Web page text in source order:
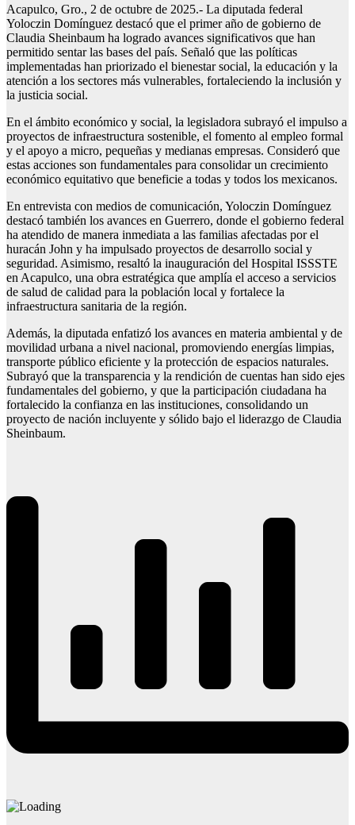
Acapulco, Gro., 2 de octubre de 2025.- La diputada federal
Yoloczin Domínguez destacó que el primer año de gobierno de
Claudia Sheinbaum ha logrado avances significativos que han
permitido sentar las bases del país. Señaló que las políticas
implementadas han priorizado el bienestar social, la educación y la
atención a los sectores más vulnerables, fortaleciendo la inclusión y
la justicia social.
En el ámbito económico y social, la legisladora subrayó el impulso a
proyectos de infraestructura sostenible, el fomento al empleo formal
y el apoyo a micro, pequeñas y medianas empresas. Consideró que
estas acciones son fundamentales para consolidar un crecimiento
económico equitativo que beneficie a todas y todos los mexicanos.
En entrevista con medios de comunicación, Yoloczin Domínguez
destacó también los avances en Guerrero, donde el gobierno federal
ha atendido de manera inmediata a las familias afectadas por el
huracán John y ha impulsado proyectos de desarrollo social y
seguridad. Asimismo, resaltó la inauguración del Hospital ISSSTE
en Acapulco, una obra estratégica que amplía el acceso a servicios
de salud de calidad para la población local y fortalece la
infraestructura sanitaria de la región.
Además, la diputada enfatizó los avances en materia ambiental y de
movilidad urbana a nivel nacional, promoviendo energías limpias,
transporte público eficiente y la protección de espacios naturales.
Subrayó que la transparencia y la rendición de cuentas han sido ejes
fundamentales del gobierno, y que la participación ciudadana ha
fortalecido la confianza en las instituciones, consolidando un
proyecto de nación incluyente y sólido bajo el liderazgo de Claudia
Sheinbaum.